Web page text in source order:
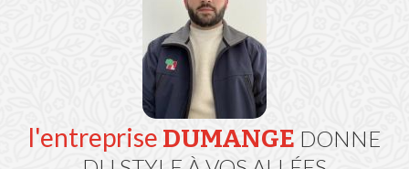
l'entreprise DUMANGE DONNE